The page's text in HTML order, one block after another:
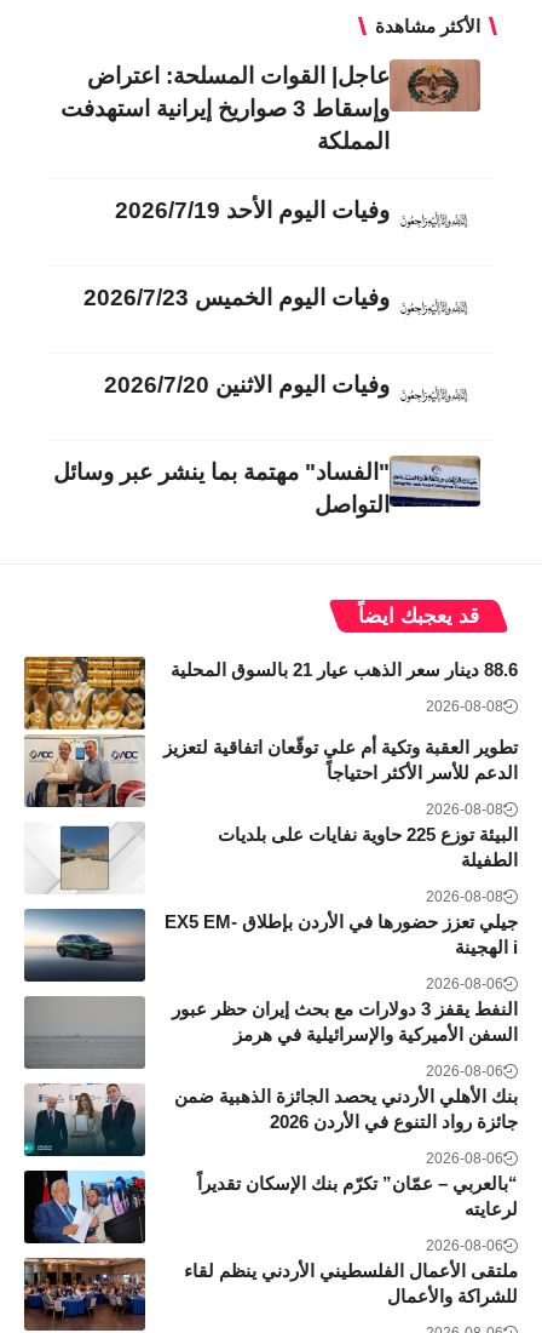
الأكثر مشاهدة
عاجل| القوات المسلحة: اعتراض
وإسقاط 3 صواريخ إيرانية استهدفت
المملكة
وفيات اليوم الأحد 2026/7/19
وفيات اليوم الخميس 2026/7/23
وفيات اليوم الاثنين 2026/7/20
"الفساد" مهتمة بما ينشر عبر وسائل
التواصل
قد يعجبك ايضاً
88.6 دينار سعر الذهب عيار 21 بالسوق المحلية
2026-08-08
تطوير العقبة وتكية أم علي توقّعان اتفاقية لتعزيز
الدعم للأسر الأكثر احتياجاً
2026-08-08
البيئة توزع 225 حاوية نفايات على بلديات
الطفيلة
2026-08-08
جيلي تعزز حضورها في الأردن بإطلاق EX5 EM-
i الهجينة
2026-08-06
النفط يقفز 3 دولارات مع بحث إيران حظر عبور
السفن الأميركية والإسرائيلية في هرمز
2026-08-06
بنك الأهلي الأردني يحصد الجائزة الذهبية ضمن
جائزة رواد التنوع في الأردن 2026
2026-08-06
“بالعربي – عمّان” تكرّم بنك الإسكان تقديراً
لرعايته
2026-08-06
ملتقى الأعمال الفلسطيني الأردني ينظم لقاء
للشراكة والأعمال